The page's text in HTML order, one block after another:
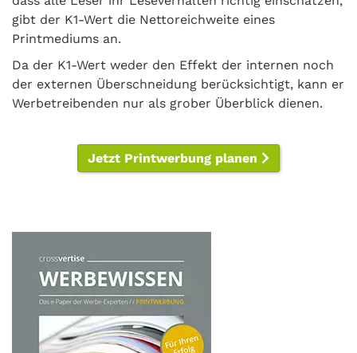
gibt der K1-Wert die Nettoreichweite eines
Printmediums an.
Da der K1-Wert weder den Effekt der internen noch
der externen Überschneidung berücksichtigt, kann er
Werbetreibenden nur als grober Überblick dienen.
Jetzt Printwerbung planen